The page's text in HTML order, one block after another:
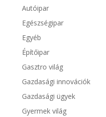
Autóipar
Egészségipar
Egyéb
Építőipar
Gasztro világ
Gazdasági innovációk
Gazdasági ügyek
Gyermek világ